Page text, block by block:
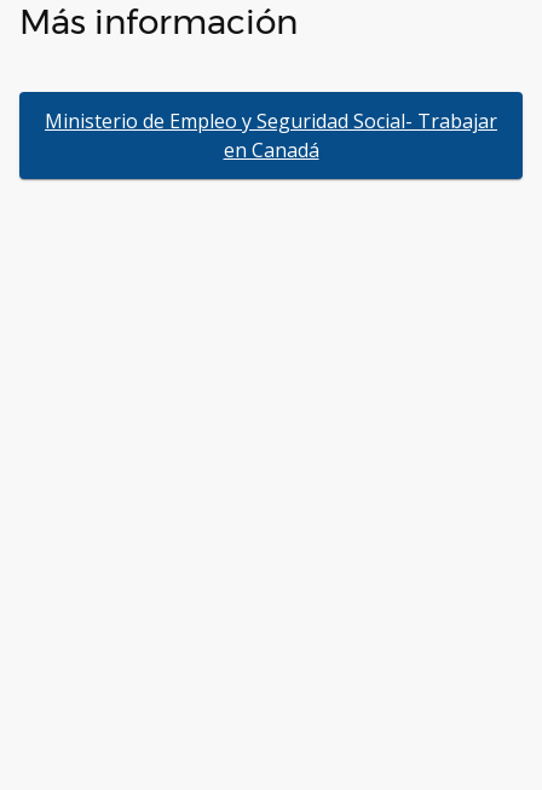
Más información
Ministerio de Empleo y Seguridad Social- Trabajar
en Canadá